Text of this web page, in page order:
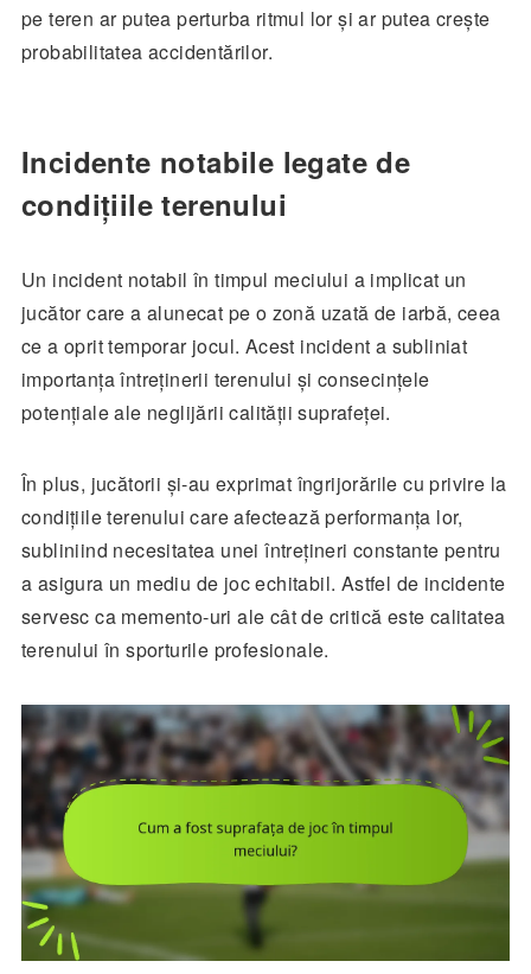
pe teren ar putea perturba ritmul lor și ar putea crește
probabilitatea accidentărilor.
Incidente notabile legate de
condițiile terenului
Un incident notabil în timpul meciului a implicat un
jucător care a alunecat pe o zonă uzată de iarbă, ceea
ce a oprit temporar jocul. Acest incident a subliniat
importanța întreținerii terenului și consecințele
potențiale ale neglijării calității suprafeței.
În plus, jucătorii și-au exprimat îngrijorările cu privire la
condițiile terenului care afectează performanța lor,
subliniind necesitatea unei întrețineri constante pentru
a asigura un mediu de joc echitabil. Astfel de incidente
servesc ca memento-uri ale cât de critică este calitatea
terenului în sporturile profesionale.